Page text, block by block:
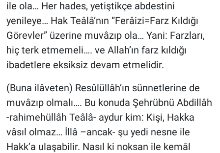
ile ola… Her hades, yetiştikçe abdestini
yenileye… Hak Teâlâ’nın “Ferâizi=Farz Kıldığı
Görevler” üzerine muvâzıp ola… Yani: Farzları,
hiç terk etmemeli…. ve Allah’ın farz kıldığı
ibadetlere eksiksiz devam etmelidir.
(Buna ilâveten) Resûlüllâh’ın sünnetlerine de
muvâzıp olmalı…. Bu konuda Şehrübnü Abdillâh
-rahimehüllâh Teâlâ- aydur kim: Kişi, Hakka
vâsıl olmaz… İllâ –ancak- şu yedi nesne ile
Hakk’a ulaşabilir. Nasıl ki noksan ile kemâl